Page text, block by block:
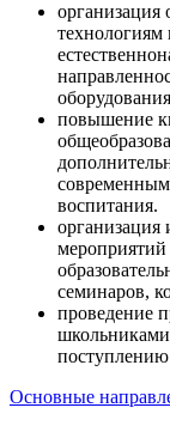
организация
технологиям
повышение
современным
воспитания.
организация
мероприятий
семинаров,
проведение
поступлению
Основные